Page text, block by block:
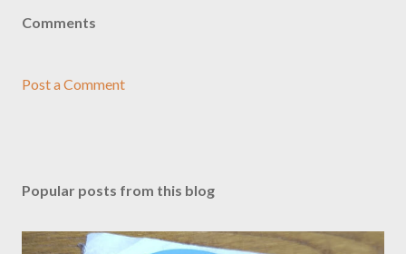
Comments
Post a Comment
Popular posts from this blog